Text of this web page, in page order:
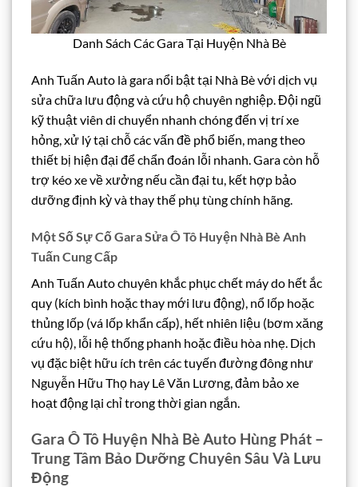
Danh Sách Các Gara Tại Huyện Nhà Bè
Anh Tuấn Auto là gara nổi bật tại Nhà Bè với dịch vụ
sửa chữa lưu động và cứu hộ chuyên nghiệp. Đội ngũ
kỹ thuật viên di chuyển nhanh chóng đến vị trí xe
hỏng, xử lý tại chỗ các vấn đề phổ biến, mang theo
thiết bị hiện đại để chẩn đoán lỗi nhanh. Gara còn hỗ
trợ kéo xe về xưởng nếu cần đại tu, kết hợp bảo
dưỡng định kỳ và thay thế phụ tùng chính hãng.
Một Số Sự Cố Gara Sửa Ô Tô Huyện Nhà Bè Anh
Tuấn Cung Cấp
Anh Tuấn Auto chuyên khắc phục chết máy do hết ắc
quy (kích bình hoặc thay mới lưu động), nổ lốp hoặc
thủng lốp (vá lốp khẩn cấp), hết nhiên liệu (bơm xăng
cứu hộ), lỗi hệ thống phanh hoặc điều hòa nhẹ. Dịch
vụ đặc biệt hữu ích trên các tuyến đường đông như
Nguyễn Hữu Thọ hay Lê Văn Lương, đảm bảo xe
hoạt động lại chỉ trong thời gian ngắn.
Gara Ô Tô Huyện Nhà Bè Auto Hùng Phát –
Trung Tâm Bảo Dưỡng Chuyên Sâu Và Lưu
Động